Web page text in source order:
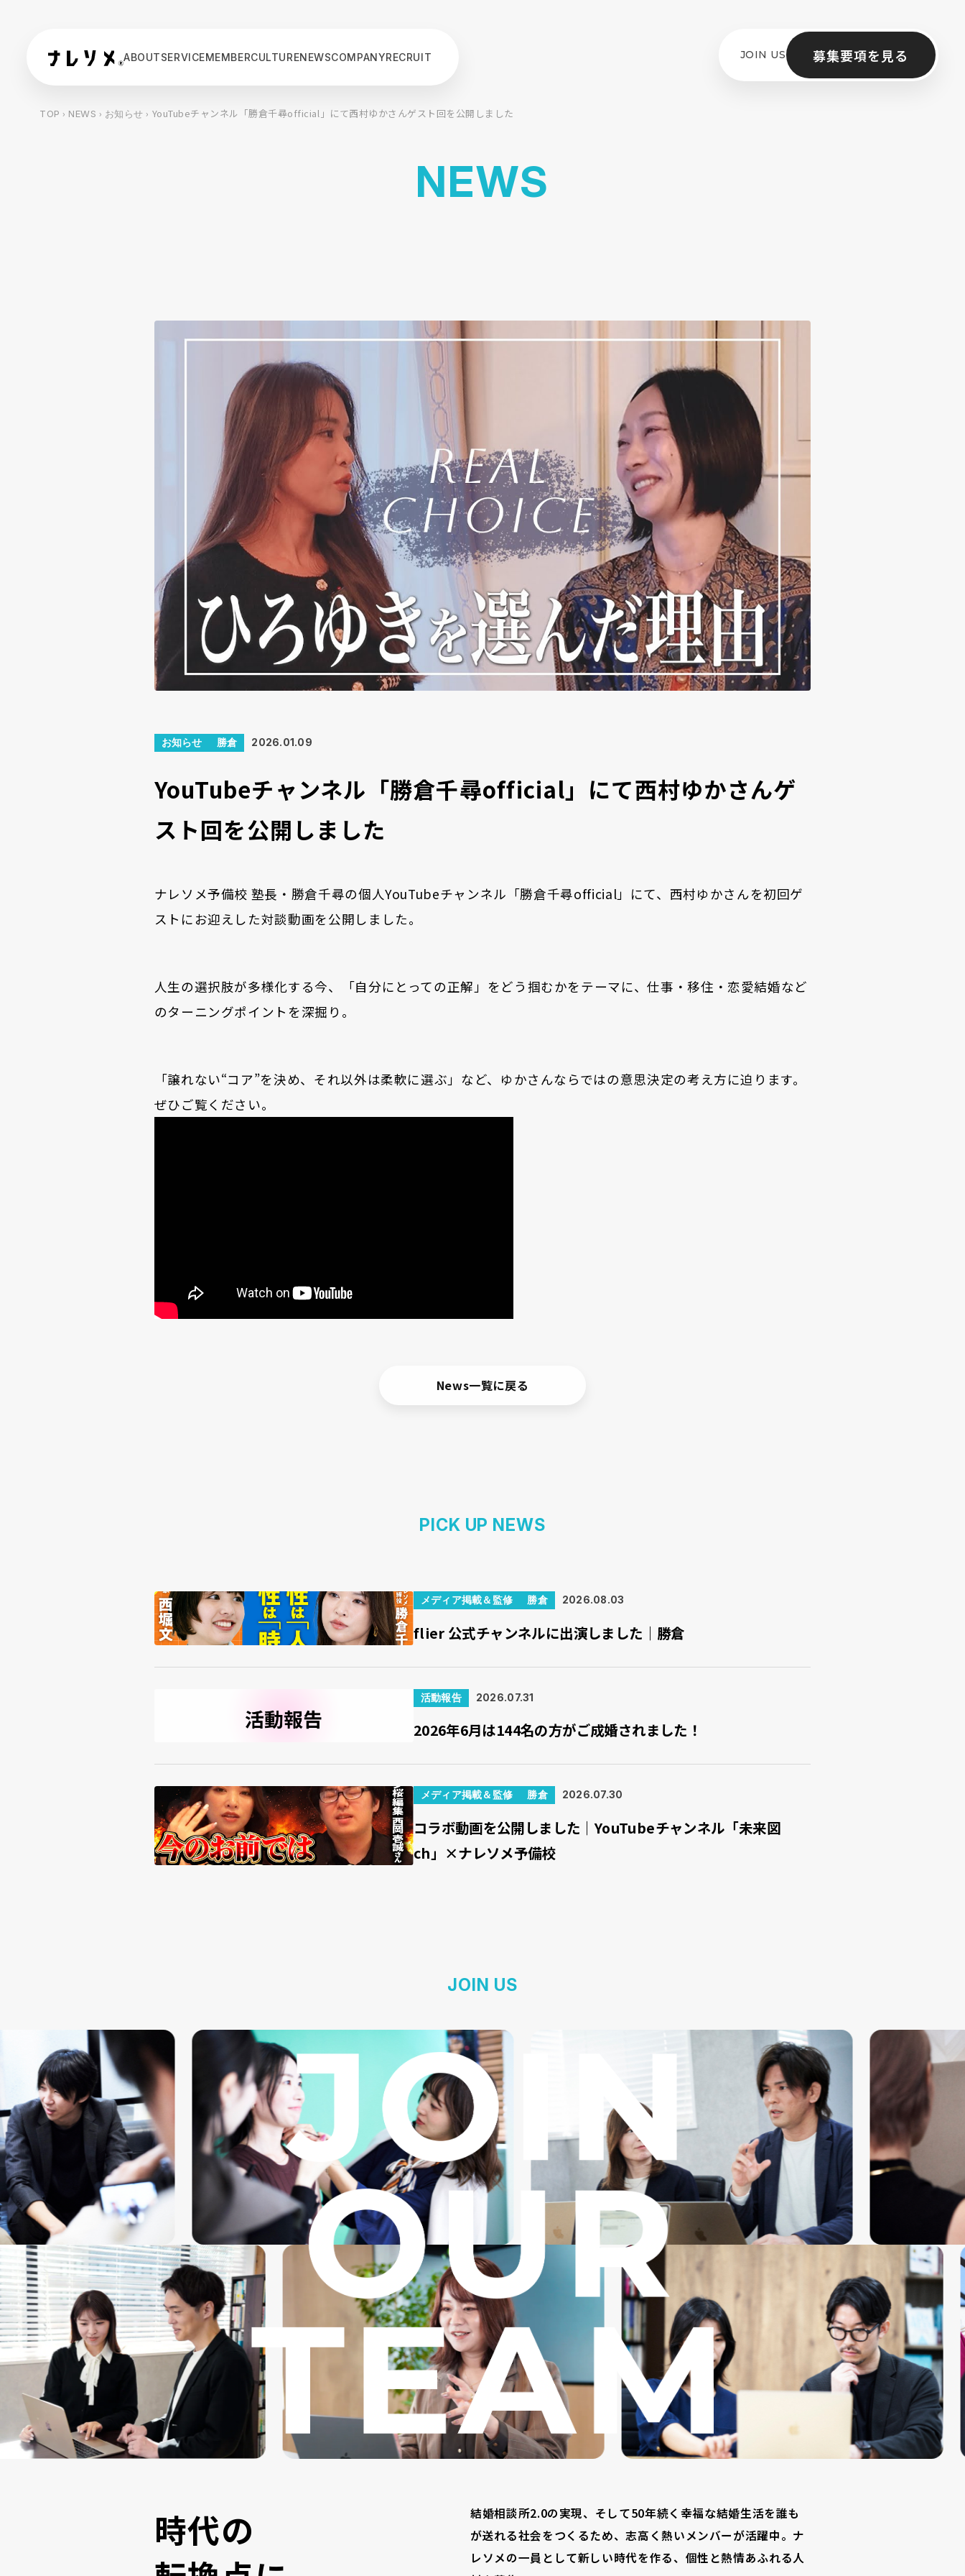
ABOUTSERVICEMEMBERCULTURENEWSCOMPANYRECRUIT JOIN US 募集要項を見る
TOP › NEWS › お知らせ › YouTubeチャンネル「勝倉千尋official」にて西村ゆかさんゲスト回を公開しました
NEWS
お知らせ 勝倉 2026.01.09
YouTubeチャンネル「勝倉千尋official」にて西村ゆかさんゲ
スト回を公開しました
ナレソメ予備校 塾長・勝倉千尋の個人YouTubeチャンネル「勝倉千尋official」にて、西村ゆかさんを初回ゲ
ストにお迎えした対談動画を公開しました。
人生の選択肢が多様化する今、「自分にとっての正解」をどう掴むかをテーマに、仕事・移住・恋愛結婚など
のターニングポイントを深掘り。
「譲れない“コア”を決め、それ以外は柔軟に選ぶ」など、ゆかさんならではの意思決定の考え方に迫ります。
ぜひご覧ください。
News一覧に戻る
PICK UP NEWS
メディア掲載＆監修 勝倉 2026.08.03
flier 公式チャンネルに出演しました｜勝倉
活動報告 2026.07.31
2026年6月は144名の方がご成婚されました！
メディア掲載＆監修 勝倉 2026.07.30
コラボ動画を公開しました｜YouTubeチャンネル「未来図
ch」×ナレソメ予備校
JOIN US
時代の
結婚相談所2.0の実現、そして50年続く幸福な結婚生活を誰も
が送れる社会をつくるため、志高く熱いメンバーが活躍中。ナ
レソメの一員として新しい時代を作る、個性と熱情あふれる人